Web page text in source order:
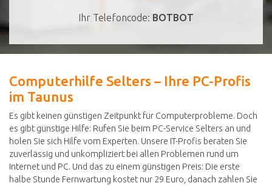
Ihr Telefoncode: BOTBOT
Computerhilfe Selters – Ihre PC-Profis
im Taunus
Es gibt keinen günstigen Zeitpunkt für Computerprobleme. Doch
es gibt günstige Hilfe: Rufen Sie beim PC-Service Selters an und
holen Sie sich Hilfe vom Experten. Unsere IT-Profis beraten Sie
zuverlässig und unkompliziert bei allen Problemen rund um
Internet und PC. Und das zu einem günstigen Preis: Die erste
halbe Stunde Fernwartung kostet nur 29 Euro, danach zahlen Sie